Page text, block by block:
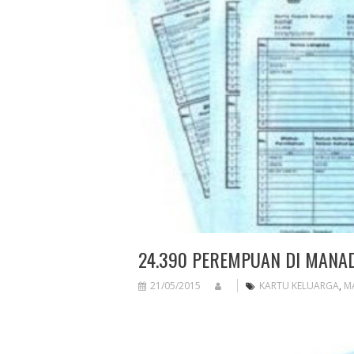
24.390 PEREMPUAN DI
21/05/2015 KARTU KELUARGA,